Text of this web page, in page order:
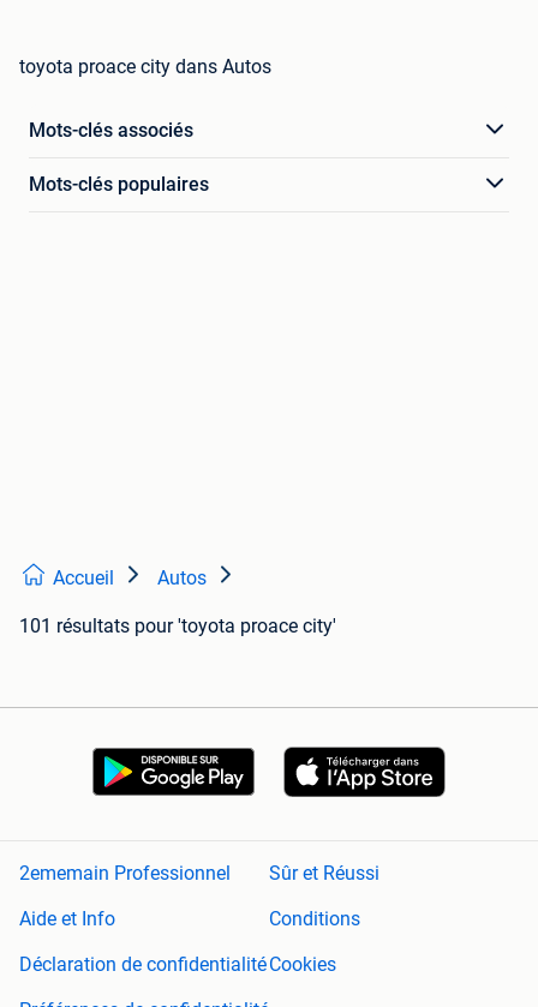
toyota proace city dans Autos
Mots-clés associés
Mots-clés populaires
Accueil Autos
101 résultats pour 'toyota proace city'
2ememain Professionnel
Sûr et Réussi
Aide et Info
Conditions
Déclaration de confidentialitéCookies